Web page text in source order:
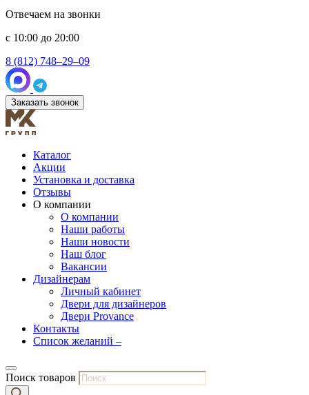
Отвечаем на звонки
с 10:00 до 20:00
8 (812) 748–29–09
Заказать звонок
Каталог
Акции
Установка и доставка
Отзывы
О компании
О компании
Наши работы
Наши новости
Наш блог
Вакансии
Дизайнерам
Личный кабинет
Двери для дизайнеров
Двери Provance
Контакты
Список желаний –
Поиск товаров